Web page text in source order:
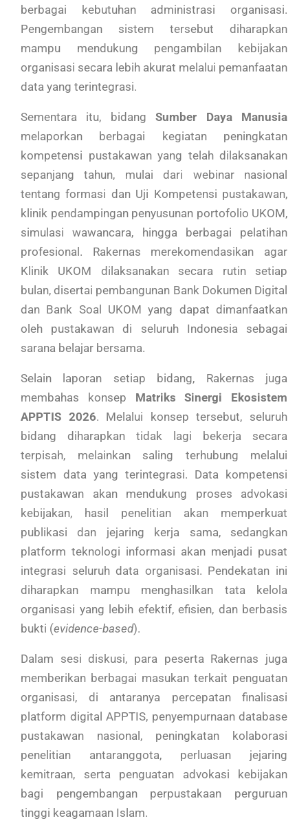
berbagai kebutuhan administrasi organisasi.
Pengembangan sistem tersebut diharapkan
mampu mendukung pengambilan kebijakan
organisasi secara lebih akurat melalui pemanfaatan
data yang terintegrasi.
Sementara itu, bidangSumber Daya Manusia
melaporkan berbagai kegiatan peningkatan
kompetensi pustakawan yang telah dilaksanakan
sepanjang tahun, mulai dari webinar nasional
tentang formasi dan Uji Kompetensi pustakawan,
klinik pendampingan penyusunan portofolio UKOM,
simulasi wawancara, hingga berbagai pelatihan
profesional. Rakernas merekomendasikan agar
Klinik UKOM dilaksanakan secara rutin setiap
bulan, disertai pembangunan Bank Dokumen Digital
dan Bank Soal UKOM yang dapat dimanfaatkan
oleh pustakawan di seluruh Indonesia sebagai
sarana belajar bersama.
Selain laporan setiap bidang, Rakernas juga
membahas konsep Matriks Sinergi Ekosistem
APPTIS 2026. Melalui konsep tersebut, seluruh
bidang diharapkan tidak lagi bekerja secara
terpisah, melainkan saling terhubung melalui
sistem data yang terintegrasi. Data kompetensi
pustakawan akan mendukung proses advokasi
kebijakan, hasil penelitian akan memperkuat
publikasi dan jejaring kerja sama, sedangkan
platform teknologi informasi akan menjadi pusat
integrasi seluruh data organisasi. Pendekatan ini
diharapkan mampu menghasilkan tata kelola
organisasi yang lebih efektif, efisien, dan berbasis
bukti (evidence-based).
Dalam sesi diskusi, para peserta Rakernas juga
memberikan berbagai masukan terkait penguatan
organisasi, di antaranya percepatan finalisasi
platform digital APPTIS, penyempurnaan database
pustakawan nasional, peningkatan kolaborasi
penelitian antaranggota, perluasan jejaring
kemitraan, serta penguatan advokasi kebijakan
bagi pengembangan perpustakaan perguruan
tinggi keagamaan Islam.